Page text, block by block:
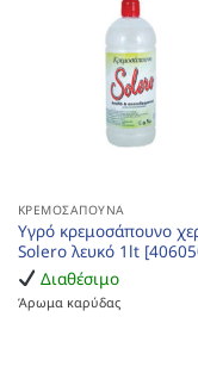
ΚΡΕΜΟΣΆΠΟΥΝΑ
Υγρό κρεμοσάπουνο
Solero λευκό 1lt
Διαθέσιμο
Άρωμα καρύδας